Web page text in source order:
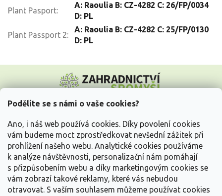
Podělíte se s námi o vaše cookies?
Ano, i náš web používá cookies. Díky povolení cookies
vám budeme moct zprostředkovat nevšední zážitek při
prohlížení našeho webu. Analytické cookies používáme
k analýze návštěvnosti, personalizační nám pomáhají
s přizpůsobením webu a díky marketingovým cookies se
vám zobrazí takové reklamy, které vás nebudou
otravovat. S vaším souhlasem můžeme používat cookies
Plant Pasport:
A: Raoulia B: CZ-4282 C: 26/FP/0034
D: PL
Plant Passport 2:
A: Raoulia B: CZ-4282 C: 25/FP/0130
D: PL
p
Vše o nákupu
Informace pro Vás
Kontakujte nás